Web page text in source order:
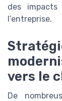
des
l’entreprise.
vers le
De